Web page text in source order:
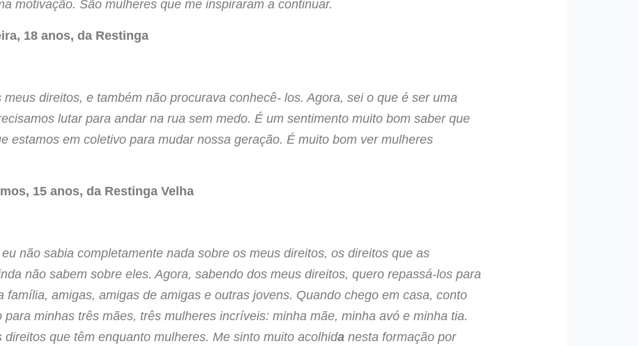
motivação. São mulheres que me inspiraram a continuar.
18 anos, da Restinga
direitos, e também não procurava conhecê- los. Agora, sei o que é ser uma
lutar para andar na rua sem medo. É um sentimento muito bom saber que
estamos em coletivo para mudar nossa geração. É muito bom ver mulheres
15 anos, da Restinga Velha
não sabia completamente nada sobre os meus direitos, os direitos que as
não sabem sobre eles. Agora, sabendo dos meus direitos, quero repassá-los para
família, amigas, amigas de amigas e outras jovens. Quando chego em casa, conto
minhas três mães, três mulheres incríveis: minha mãe, minha avó e minha tia.
direitos que têm enquanto mulheres. Me sinto muito acolhida nesta formação por